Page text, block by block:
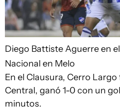
Diego BattisteAguerre en
Nacional en Melo
En el Clausura, Cerro
Central, ganó 1-0 con un
minutos.